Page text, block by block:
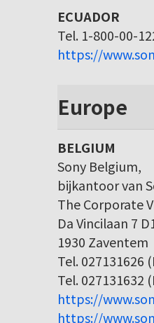
ECUADOR
Tel. 1-800-00-
https://
Europe
BELGIUM
Sony Belgium,
bijkantoor van
The Corporate
Da Vincilaan 7
1930 Zaventem
Tel. 027131626
Tel. 027131632
https://
https://